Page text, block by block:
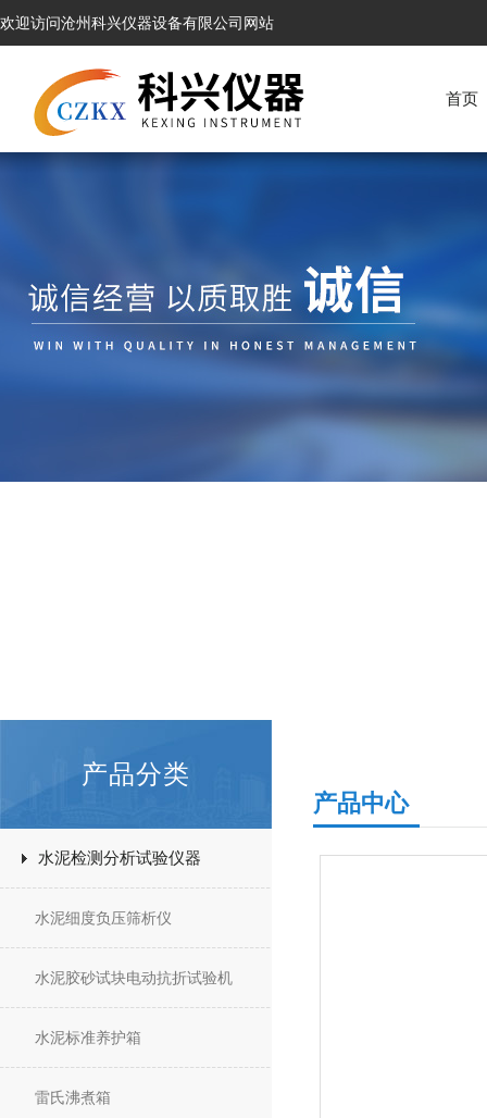
欢迎访问沧州科兴仪器设备有限公司网站
首页
产品分类
水泥检测分析试验仪器
水泥细度负压筛析仪
水泥胶砂试块电动抗折试验机
水泥标准养护箱
雷氏沸煮箱
产品中心